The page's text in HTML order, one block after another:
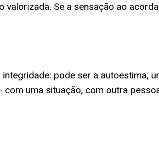
Se a sensação ao
pode ser a autoestima,
uma situação, com outra